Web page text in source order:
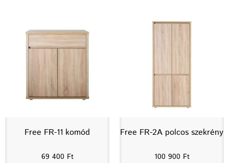
Free FR-11 komód
69 400 Ft
Free FR-2A polcos szekrény
100 900 Ft